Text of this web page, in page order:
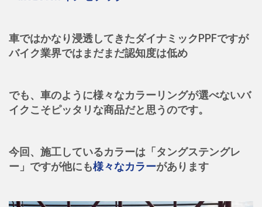
車ではかなり浸透してきたダイナミックPPFですが
バイク業界ではまだまだ認知度は低め
でも、車のように様々なカラーリングが選べないバ
イクこそピッタリな商品だと思うのです。
今回、施工しているカラーは「タングステングレ
ー」ですが他にも様々なカラーがあります